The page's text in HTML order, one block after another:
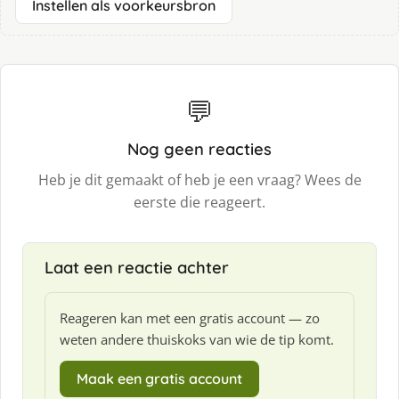
Instellen als voorkeursbron
💬
Nog geen reacties
Heb je dit gemaakt of heb je een vraag? Wees de
eerste die reageert.
Laat een reactie achter
Reageren kan met een gratis account — zo
weten andere thuiskoks van wie de tip komt.
Maak een gratis account